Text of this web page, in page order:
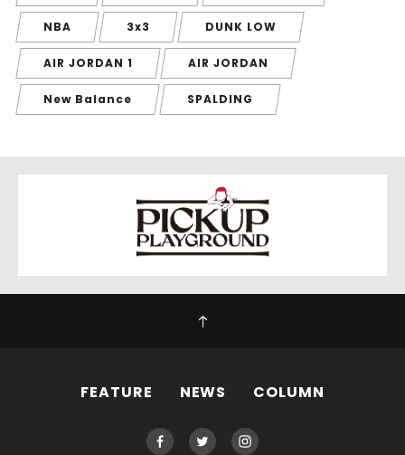
NBA 3x3 DUNK LOW
AIR JORDAN 1 AIR JORDAN
New Balance SPALDING
FEATURE NEWS COLUMN